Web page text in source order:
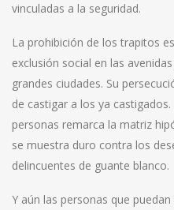
vinculadas a la seguridad.
La prohibición de los trapitos
exclusión social en las
grandes ciudades. Su
de castigar a los ya
personas remarca la matriz
se muestra duro contra los
delincuentes de guante blanco.
Y aún las personas que